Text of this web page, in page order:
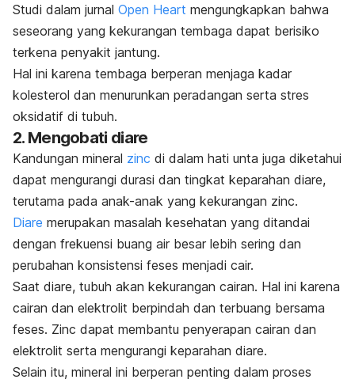
Studi dalam jurnal Open Heart mengungkapkan bahwa
seseorang yang kekurangan tembaga dapat berisiko
terkena penyakit jantung.
Hal ini karena tembaga berperan menjaga kadar
kolesterol dan menurunkan peradangan serta stres
oksidatif di tubuh.
2. Mengobati diare
Kandungan mineral zinc di dalam hati unta juga diketahui
dapat mengurangi durasi dan tingkat keparahan diare,
terutama pada anak-anak yang kekurangan zinc.
Diare merupakan masalah kesehatan yang ditandai
dengan frekuensi buang air besar lebih sering dan
perubahan konsistensi feses menjadi cair.
Saat diare, tubuh akan kekurangan cairan. Hal ini karena
cairan dan elektrolit berpindah dan terbuang bersama
feses. Zinc dapat membantu penyerapan cairan dan
elektrolit serta mengurangi keparahan diare.
Selain itu, mineral ini berperan penting dalam proses